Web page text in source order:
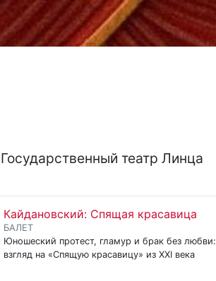
Государственный театр Линца
Кайдановский: Спящая красавица
БАЛЕТ
Юношеский протест, гламур и брак без любви:
взгляд на «Спящую красавицу» из XXI века